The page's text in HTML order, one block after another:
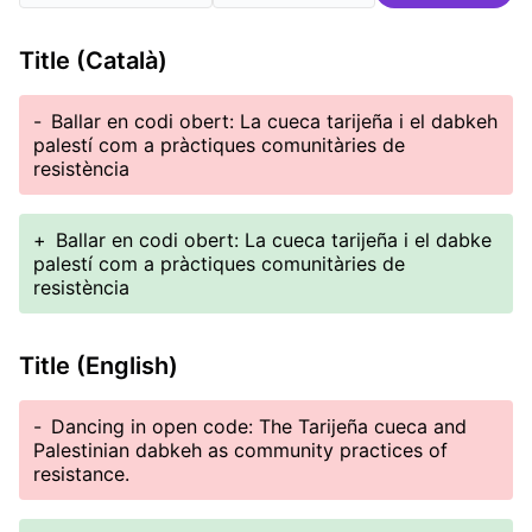
Title (Català)
- Ballar en codi obert: La cueca tarijeña i el dabkeh
palestí com a pràctiques comunitàries de
resistència
+ Ballar en codi obert: La cueca tarijeña i el dabke
palestí com a pràctiques comunitàries de
resistència
Title (English)
- Dancing in open code: The Tarijeña cueca and
Palestinian dabkeh as community practices of
resistance.